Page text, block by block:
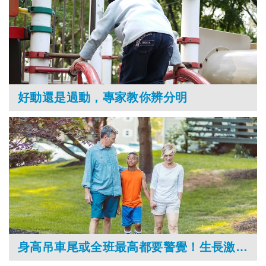
好動還是過動，專家教你辨分明
身高吊車尾或全班最高都要警覺！生長激素缺乏或性早熟會讓孩子長不高